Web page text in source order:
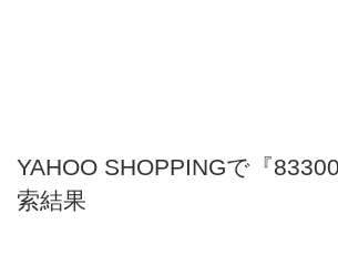
YAHOO SHOPPINGで『
索結果